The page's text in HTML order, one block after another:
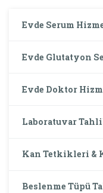
Evde Serum
Evde Glutatyon
Evde Doktor
Laboratuvar
Kan Tetkikleri &
Beslenme Tüpü